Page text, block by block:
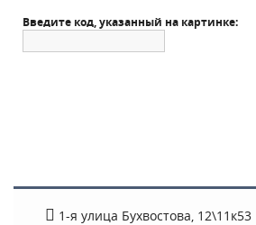
Введите код, указанный на картинке:
1-я улица Бухвостова, 12\11к53